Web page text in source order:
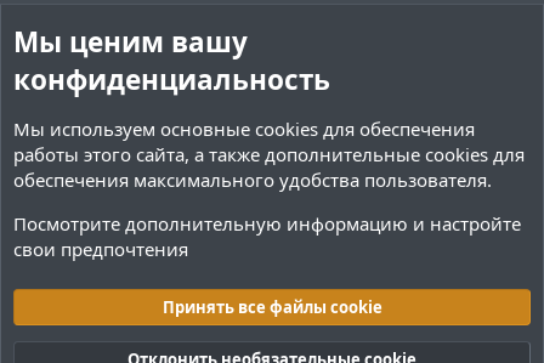
Cookies Тёмная (2020)
Русский (RU)
Мы ценим вашу
конфиденциальность
Мы используем основные cookies для обеспечения
работы этого сайта, а также дополнительные cookies для
обеспечения максимального удобства пользователя.
Посмотрите дополнительную информацию и настройте
свои предпочтения
Принять все файлы cookie